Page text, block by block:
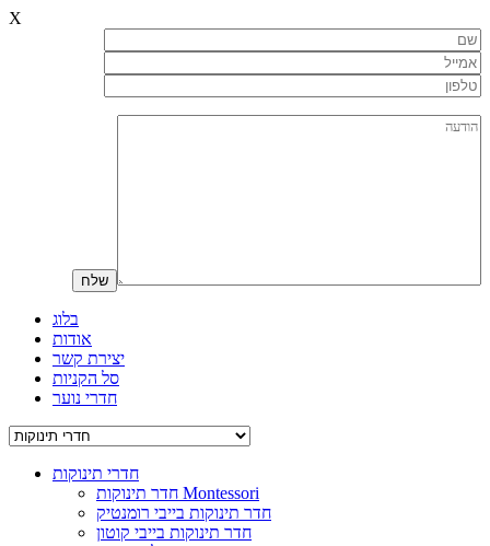
X
בלוג
אודות
יצירת קשר
סל הקניות
חדרי נוער
חדרי תינוקות
חדר תינוקות Montessori
חדר תינוקות בייבי רומנטיק
חדר תינוקות בייבי קוטון